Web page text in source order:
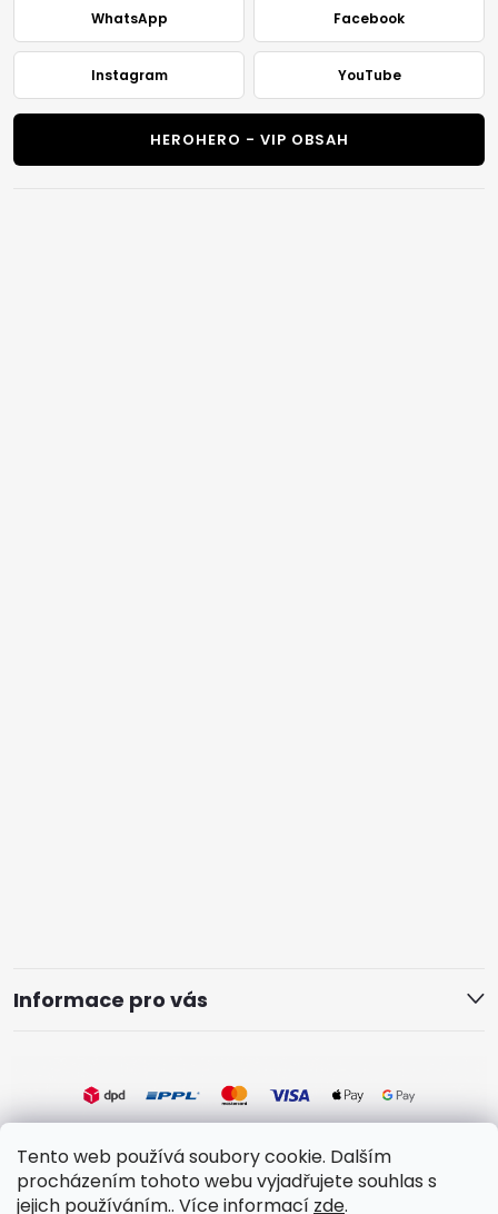
Tento web používá soubory cookie. Dalším
procházením tohoto webu vyjadřujete souhlas s
jejich používáním.. Více informací zde.
WhatsApp Facebook
Instagram YouTube
HEROHERO - VIP OBSAH
Informace pro vás
Copyright 2026J&J Tile Design. Všechna práva vyhrazena.